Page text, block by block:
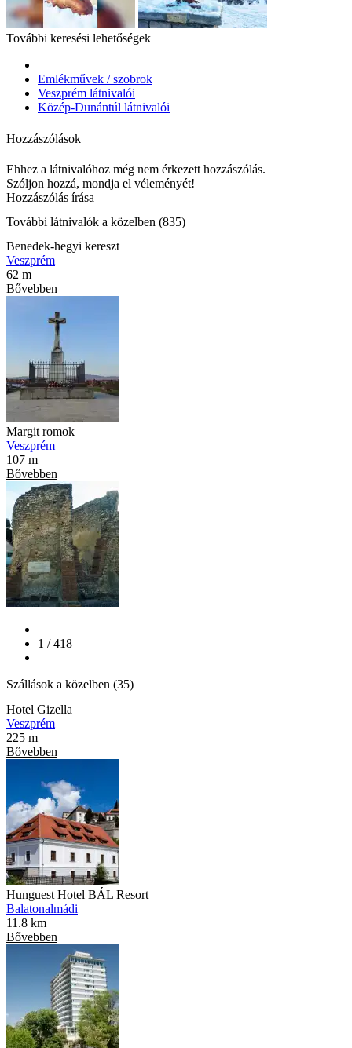
További keresési lehetőségek
Emlékművek / szobrok
Veszprém látnivalói
Közép-Dunántúl látnivalói
Hozzászólások
Ehhez a látnivalóhoz még nem érkezett hozzászólás.
Szóljon hozzá, mondja el véleményét!
Hozzászólás írása
További látnivalók a közelben (835)
Benedek-hegyi kereszt
Veszprém
62 m
Bővebben
Margit romok
Veszprém
107 m
Bővebben
1 / 418
Szállások a közelben (35)
Hotel Gizella
Veszprém
225 m
Bővebben
Hunguest Hotel BÁL Resort
Balatonalmádi
11.8 km
Bővebben